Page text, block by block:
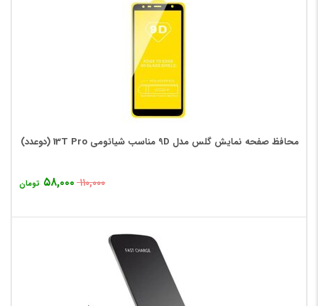
محافظ صفحه نمایش گلس مدل 9D مناسب شیائومی 13T Pro (دوعدد)
۱۱۰,۰۰۰ ۵۸,۰۰۰ تومان